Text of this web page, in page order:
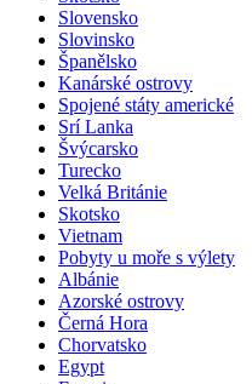
Slovensko
Slovinsko
Španělsko
Kanárské ostrovy
Spojené státy americké
Srí Lanka
Švýcarsko
Turecko
Velká Británie
Skotsko
Vietnam
Pobyty u moře s výlety
Albánie
Azorské ostrovy
Černá Hora
Chorvatsko
Egypt